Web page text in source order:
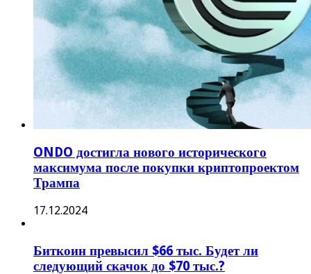
ONDO достигла нового исторического
максимума после покупки криптопроектом
Трампа
17.12.2024
Биткоин превысил $66 тыс. Будет ли
следующий скачок до $70 тыс.?